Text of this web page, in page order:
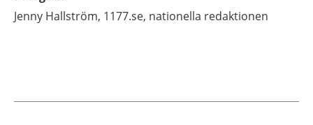
Jenny Hallström, 1177.se, nationella redaktionen